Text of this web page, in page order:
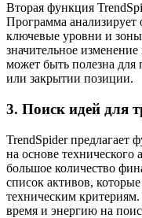
Вторая функция
Программа анализирует
ключевые уровни и зоны
значительное
может быть полезна
или закрытии позиции.
3. Поиск идей для
TrendSpider предлагает
на основе технического
большое количество
список активов,
техническим
время и энергию на